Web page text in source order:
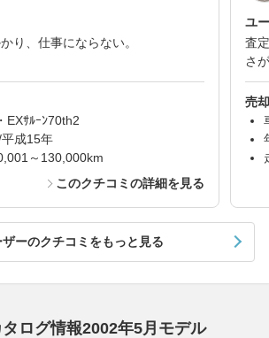
り、仕事にならない。
EXｻﾙｰﾝ70th2
成15年
～130,000km
このクチコミの詳細を見る
ユ
査
さ
売
ーのクチコミをもっと見る
ログ情報2002年5月モデル